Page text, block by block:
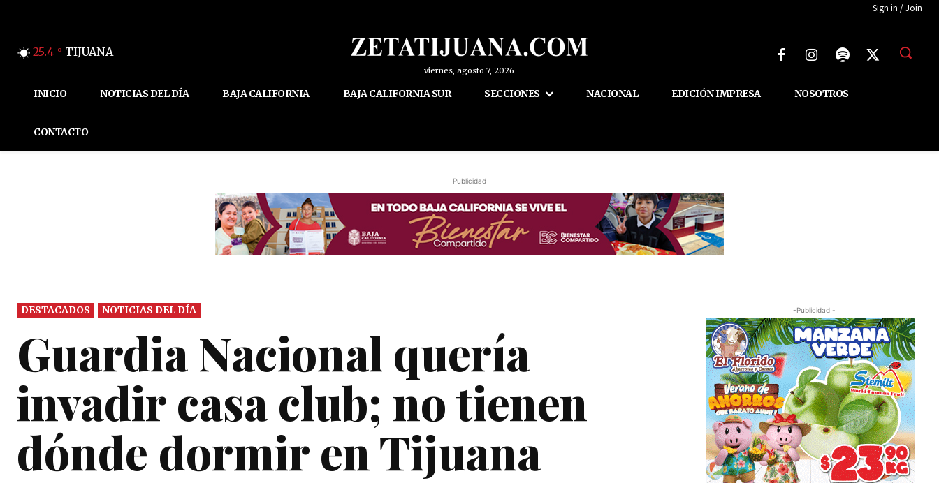
Sign in / Join
25.4 C TIJUANA
viernes, agosto 7, 2026
INICIO NOTICIAS DEL DÍA BAJA CALIFORNIA BAJA CALIFORNIA SUR SECCIONES NACIONAL EDICIÓN IMPRESA NOSOTROS
CONTACTO
Publicidad
DESTACADOS NOTICIAS DEL DÍA
Guardia Nacional quería
invadir casa club; no tienen
dónde dormir en Tijuana
-Publicidad -